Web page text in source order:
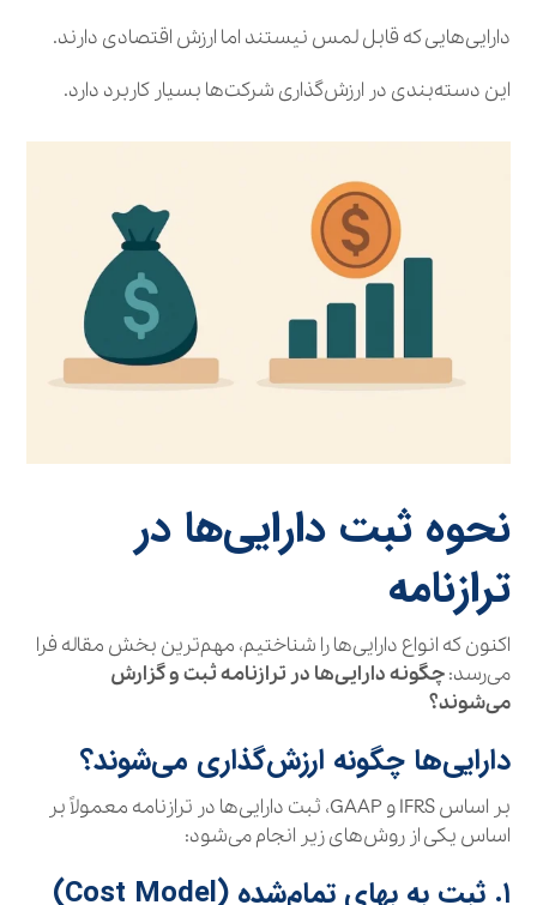
دارایی‌هایی که قابل لمس نیستند اما ارزش اقتصادی دارند.
این دسته‌بندی در ارزش‌گذاری شرکت‌ها بسیار کاربرد دارد.
نحوه ثبت دارایی‌ها در
ترازنامه
اکنون که انواع دارایی‌ها را شناختیم، مهم‌ترین بخش مقاله فرا
می‌رسد:چگونه دارایی‌ها در ترازنامه ثبت و گزارش
می‌شوند؟
دارایی‌ها چگونه ارزش‌گذاری می‌شوند؟
بر اساس IFRS و GAAP، ثبت دارایی‌ها در ترازنامه معمولاً بر
اساس یکی از روش‌های زیر انجام می‌شود:
۱. ثبت به بهای تمام‌شده (Cost Model)